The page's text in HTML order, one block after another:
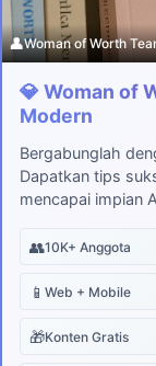
👤Woman of Worth
💎 Woman of
Modern
Bergabunglah
Dapatkan tips
mencapai impian
👥10K+ Anggota
📱 Web + Mobile
🎁Konten Gratis